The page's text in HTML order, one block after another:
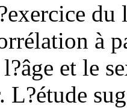
à
et le